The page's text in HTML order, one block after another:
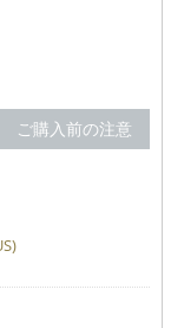
ご購入前の注意